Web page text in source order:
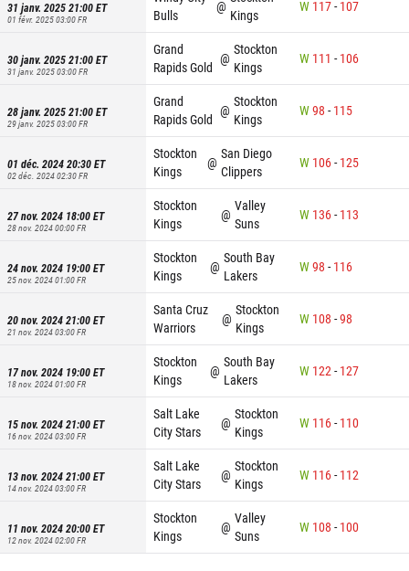
31 janv. 2025 21:00ET
01 févr. 2025 03:00FR
Bulls
@
Kings
W 117- 107
30 janv. 2025 21:00ET
31 janv. 2025 03:00FR
Grand
Rapids Gold
@
Stockton
Kings
W 111 - 106
28 janv. 2025 21:00ET
29 janv. 2025 03:00FR
Grand
Rapids Gold
@
Stockton
Kings
W98 - 115
01 déc. 2024 20:30ET
02 déc. 2024 02:30FR
Stockton
Kings
@
San Diego
Clippers
W 106- 125
27 nov. 2024 18:00ET
28 nov. 2024 00:00FR
Stockton
Kings
@
Valley
Suns
W 136- 113
24 nov. 2024 19:00ET
25 nov. 2024 01:00FR
Stockton
Kings
@
South Bay
Lakers
W98 - 116
20 nov. 2024 21:00ET
21 nov. 2024 03:00FR
Santa Cruz
Warriors
@
Stockton
Kings
W 108 -98
17 nov. 2024 19:00ET
18 nov. 2024 01:00FR
Stockton
Kings
@
South Bay
Lakers
W 122- 127
15 nov. 2024 21:00ET
16 nov. 2024 03:00FR
Salt Lake
City Stars
@
Stockton
Kings
W 116- 110
13 nov. 2024 21:00ET
14 nov. 2024 03:00FR
Salt Lake
City Stars
@
Stockton
Kings
W 116- 112
11 nov. 2024 20:00ET
12 nov. 2024 02:00FR
Stockton
Kings
@
Valley
Suns
W 108 - 100